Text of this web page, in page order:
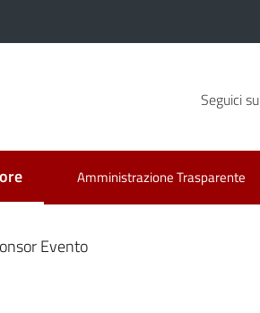
Seguici su
Amministrazione Trasparente
Evento